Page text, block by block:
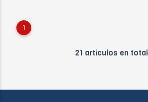
1
21 artículos en total